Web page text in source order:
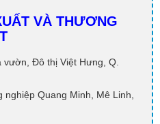
VÀ THƯƠNG
vườn, Đô thị Việt Hưng, Q.
nghiệp Quang Minh, Mê Linh,